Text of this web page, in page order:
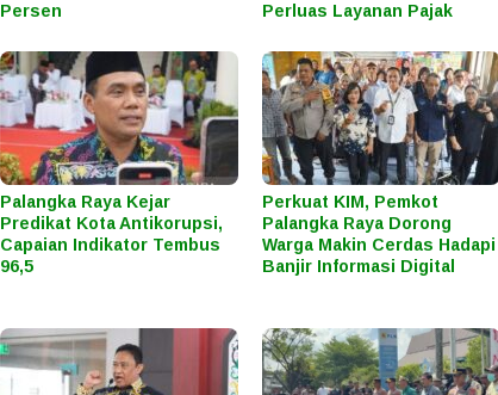
Persen
Perluas Layanan Pajak
Palangka Raya Kejar
Predikat Kota Antikorupsi,
Capaian Indikator Tembus
96,5
Perkuat KIM, Pemkot
Palangka Raya Dorong
Warga Makin Cerdas Hadapi
Banjir Informasi Digital